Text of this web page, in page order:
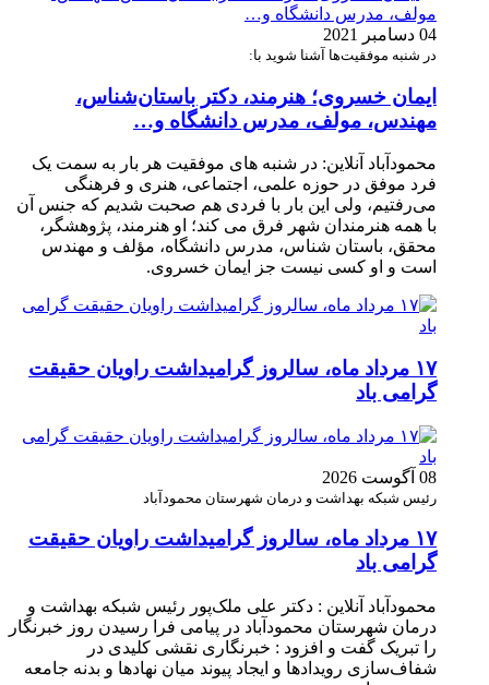
04 دسامبر 2021
در شنبه موفقیت‌ها آشنا شوید با:
ایمان خسروی؛ هنرمند، دکتر باستان‌شناس،
مهندس، مولف، مدرس دانشگاه و…
محمودآباد آنلاین: در شنبه های موفقیت هر بار به سمت یک
فرد موفق در حوزه علمی، اجتماعی، هنری و فرهنگی
می‌رفتیم، ولی این بار با فردی هم صحبت شدیم که جنس آن
با همه هنرمندان شهر فرق می کند؛ او هنرمند، پژوهشگر،
محقق، باستان شناس، مدرس دانشگاه، مؤلف و مهندس
است و او کسی نیست جز ایمان خسروی.
۱۷ مرداد ماه، سالروز گرامیداشت راویان حقیقت
گرامی باد
08 آگوست 2026
رئیس شبکه بهداشت و درمان شهرستان محمودآباد
۱۷ مرداد ماه، سالروز گرامیداشت راویان حقیقت
گرامی باد
محمودآباد آنلاین : دکتر علی ملک‌پور رئیس شبکه بهداشت و
درمان شهرستان محمودآباد در پیامی فرا رسیدن روز خبرنگار
را تبریک گفت و افزود : خبرنگاری نقشی کلیدی در
شفاف‌سازی رویدادها و ایجاد پیوند میان نهادها و بدنه جامعه